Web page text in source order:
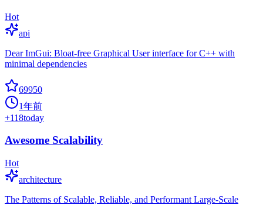
Hot
api
Dear ImGui: Bloat-free Graphical User interface for C++ with
minimal dependencies
69950
1年前
+118today
Awesome Scalability
Hot
architecture
The Patterns of Scalable, Reliable, and Performant Large-Scale